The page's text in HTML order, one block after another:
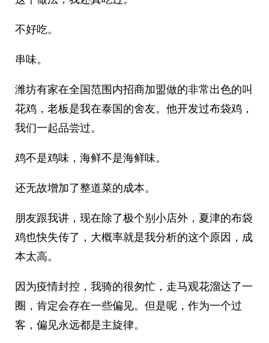
不好吃。
串味。
潍坊有家在全国范围内招商加盟做的非常出色的叫
花鸡，老板是我在泰国的舍友。他开发过布袋鸡，
我们一起品尝过。
鸡不是鸡味，海鲜不是海鲜味。
还无故增加了整道菜的成本。
朋友跟我讲，现在除了极个别小店外，夏津的布袋
鸡也快失传了，大概率就是我分析的这个原因，成
本太高。
因为疫情封控，我骑的很匆忙，走马观花溜达了一
圈，肯定会存在一些偏见。但是呢，作为一个过
客，偏见永远都是主旋律。